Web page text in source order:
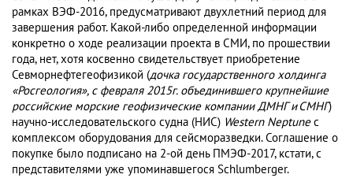
рамках ВЭФ-2016, предусматривают двухлетний период для
завершения работ. Какой-либо определенной информации
конкретно о ходе реализации проекта в СМИ, по прошествии
года, нет, хотя косвенно свидетельствует приобретение
Севморнефтегеофизикой (дочка государственного холдинга
«Росгеология», с февраля 2015г. объединившего крупнейшие
российские морские геофизические компании ДМНГ и СМНГ)
научно-исследовательского судна (НИС) Western Neptuneс
комплексом оборудования для сейсморазведки. Соглашение о
покупке было подписано на 2-ой день ПМЭФ-2017, кстати, с
представителями уже упоминавшегося Schlumberger.